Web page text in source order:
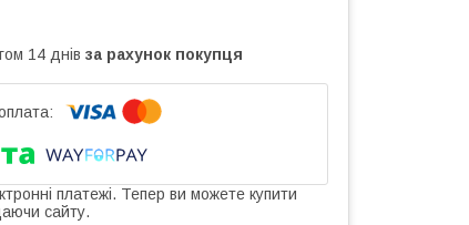
14 днів за рахунок покупця
платежі. Тепер ви можете купити
сайту.